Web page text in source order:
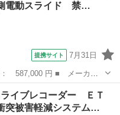
電動スライド 禁…
提携サイト 7月31日
■ グレード名： Ｘ Ｖ
スライド 禁煙 ナビＴ
イブレコーダー ＥＴ
被害軽減システム…